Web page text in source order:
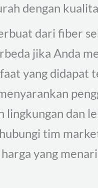
dengan
dari fiber
jika Anda
yang
dan
tim
yang